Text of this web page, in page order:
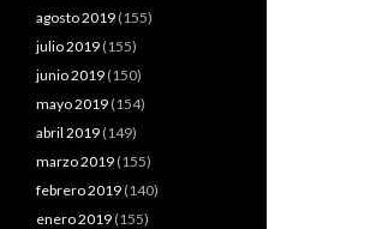
agosto 2019 (155)
julio 2019 (155)
junio 2019 (150)
mayo 2019 (154)
abril 2019 (149)
marzo 2019 (155)
febrero 2019 (140)
enero 2019 (155)